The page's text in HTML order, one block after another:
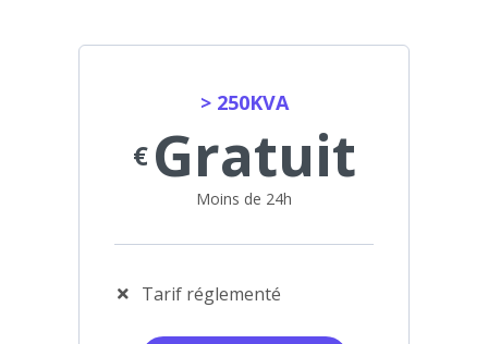
> 250KVA
€ Gratuit
Moins de 24h
Tarif réglementé